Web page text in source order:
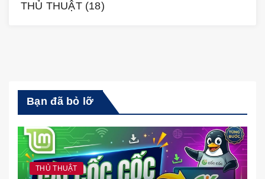
THỦ THUẬT(18)
Bạn đã bỏ lỡ
THỦ THUẬT